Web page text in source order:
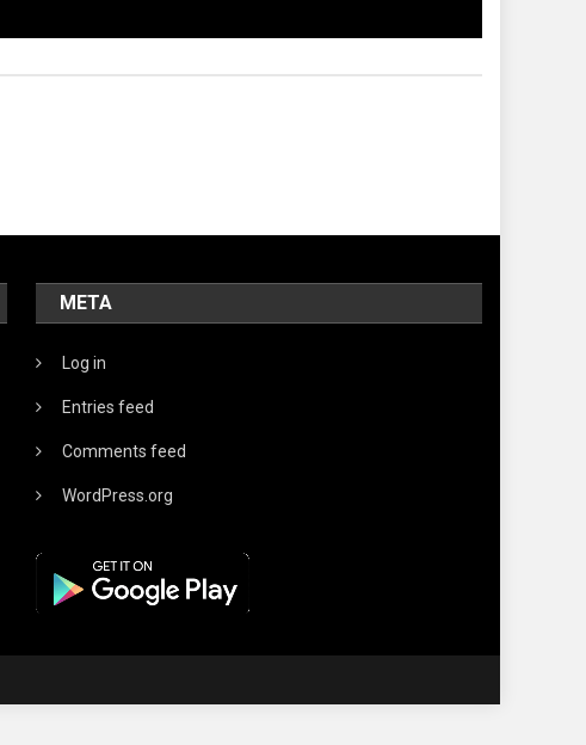
META
Log in
Entries feed
Comments feed
WordPress.org